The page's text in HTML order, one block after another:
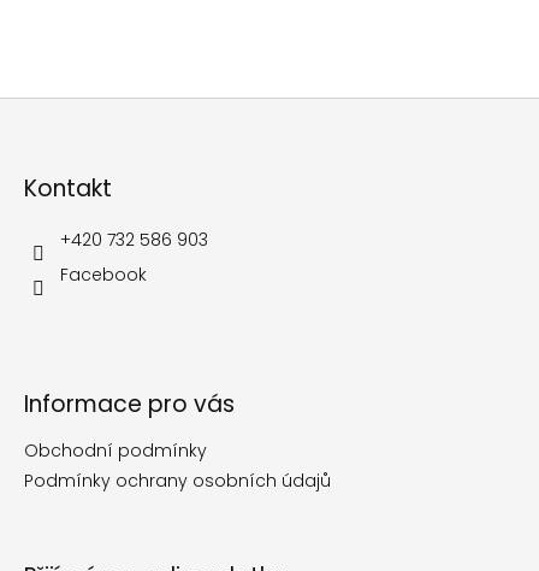
Kontakt
+420 732 586 903
Facebook
Informace pro vás
Obchodní podmínky
Podmínky ochrany osobních údajů